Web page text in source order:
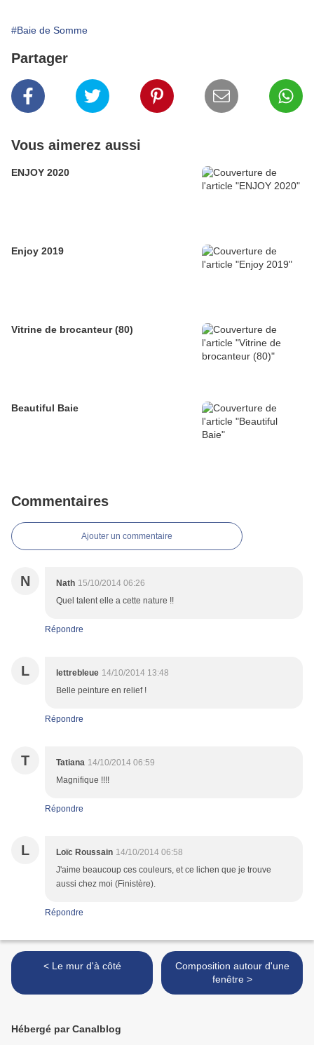
#Baie de Somme
Partager
Vous aimerez aussi
ENJOY 2020
Enjoy 2019
Vitrine de brocanteur (80)
Beautiful Baie
Commentaires
Ajouter un commentaire
N Nath 15/10/2014 06:26
Quel talent elle a cette nature !!
Répondre
L lettrebleue 14/10/2014 13:48
Belle peinture en relief !
Répondre
T Tatiana 14/10/2014 06:59
Magnifique !!!!
Répondre
L Loïc Roussain 14/10/2014 06:58
J'aime beaucoup ces couleurs, et ce lichen que je trouve
aussi chez moi (Finistère).
Répondre
< Le mur d'à côté
Composition autour d'une
fenêtre >
Hébergé par Canalblog